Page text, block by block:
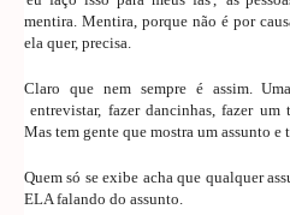
mentira. Mentira, porque não é por
ela quer, precisa.
Claro que nem sempre é assim.
entrevistar, fazer dancinhas, fazer
Mas tem gente que mostra um assunto e
Quem só se exibe acha que qualquer
ELA falando do assunto.